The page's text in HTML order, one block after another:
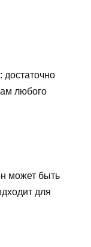
достаточно
любого
может быть
для